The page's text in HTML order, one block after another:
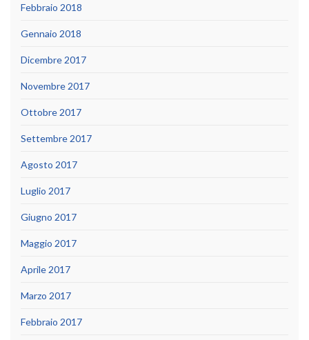
Febbraio 2018
Gennaio 2018
Dicembre 2017
Novembre 2017
Ottobre 2017
Settembre 2017
Agosto 2017
Luglio 2017
Giugno 2017
Maggio 2017
Aprile 2017
Marzo 2017
Febbraio 2017